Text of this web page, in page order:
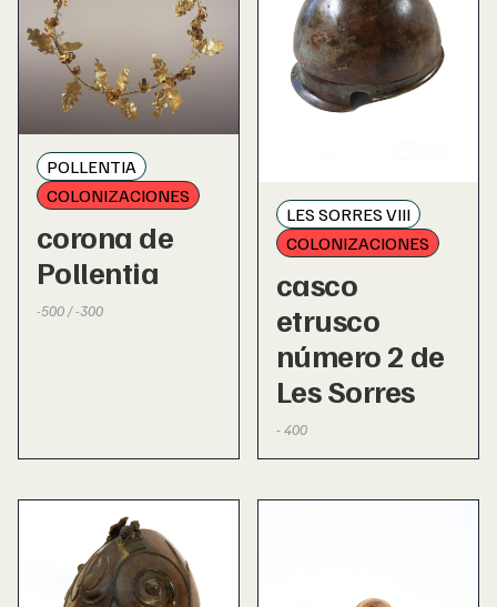
POLLENTIA
COLONIZACIONES
corona de
Pollentia
-500 / -300
LES SORRES VIII
COLONIZACIONES
casco
etrusco
número 2 de
Les Sorres
- 400